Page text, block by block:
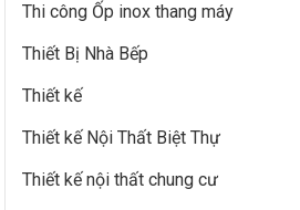
Thi công Ốp inox thang máy
Thiết Bị Nhà Bếp
Thiết kế
Thiết kế Nội Thất Biệt Thự
Thiết kế nội thất chung cư